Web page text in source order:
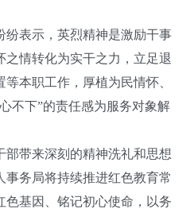
表示，英烈精神是激励干事
情转化为实干之力，立足退
本职工作，厚植为民情怀、
不下”的责任感为服务对象解
带来深刻的精神洗礼和思想
务局将持续推进红色教育常
色基因、铭记初心使命，以务